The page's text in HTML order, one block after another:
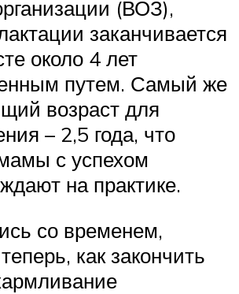
(ВОЗ),
заканчивается
около 4 лет
путем. Самый же
возраст для
– 2,5 года, что
с успехом
на практике.
со временем,
как закончить